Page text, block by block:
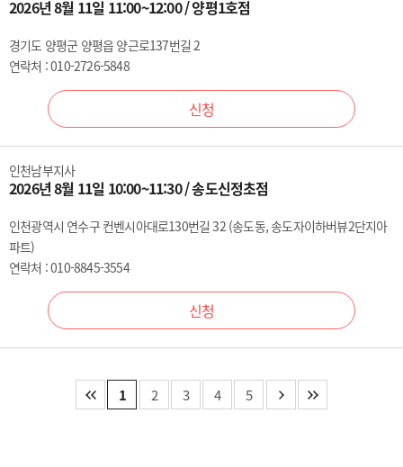
2026년 8월 11일 11:00~12:00 / 양평1호점
경기도 양평군 양평읍 양근로137번길 2
연락처 : 010-2726-5848
신청
인천남부지사
2026년 8월 11일 10:00~11:30 / 송도신정초점
인천광역시 연수구 컨벤시아대로130번길 32 (송도동, 송도자이하버뷰2단지아
파트)
연락처 : 010-8845-3554
신청
1 2 3 4 5